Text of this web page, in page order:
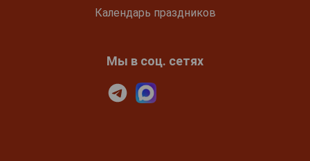
Календарь праздников
Мы в соц. сетях